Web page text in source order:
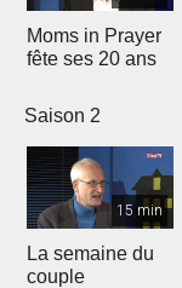
Moms in Prayer
fête ses 20 ans
Saison 2
15 min
La semaine du
couple